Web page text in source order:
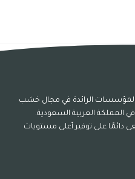
الرائدة في مجال خشب
المملكة العربية السعودية.
في عام 2018 وتسعى دائمًا على توفير أعلى مستويات